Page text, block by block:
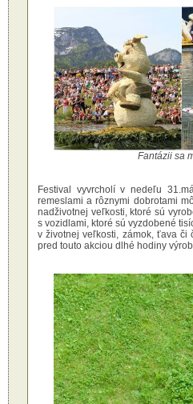
Fantázii sa
Festival vyvrcholí v nedeľu
remeslami a rôznymi dobrotami
nadživotnej veľkosti, ktoré sú
s vozidlami, ktoré sú vyzdobené
v životnej veľkosti, zámok, ťava či
pred touto akciou dlhé hodiny